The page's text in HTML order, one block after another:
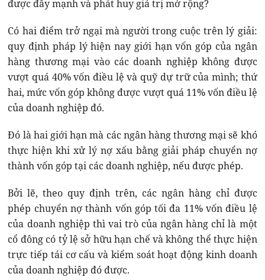
được đẩy mạnh và phát huy giá trị mở rộng?
Có hai điểm trở ngại mà người trong cuộc trên lý giải:
quy định pháp lý hiện nay giới hạn vốn góp của ngân
hàng thương mại vào các doanh nghiệp không được
vượt quá 40% vốn điều lệ và quỹ dự trữ của mình; thứ
hai, mức vốn góp không được vượt quá 11% vốn điều lệ
của doanh nghiệp đó.
Đó là hai giới hạn mà các ngân hàng thương mại sẽ khó
thực hiện khi xử lý nợ xấu bằng giải pháp chuyển nợ
thành vốn góp tại các doanh nghiệp, nếu được phép.
Bởi lẽ, theo quy định trên, các ngân hàng chỉ được
phép chuyển nợ thành vốn góp tối đa 11% vốn điều lệ
của doanh nghiệp thì vai trò của ngân hàng chỉ là một
cổ đông có tỷ lệ sở hữu hạn chế và không thể thực hiện
trực tiếp tái cơ cấu và kiểm soát hoạt động kinh doanh
của doanh nghiệp đó được.